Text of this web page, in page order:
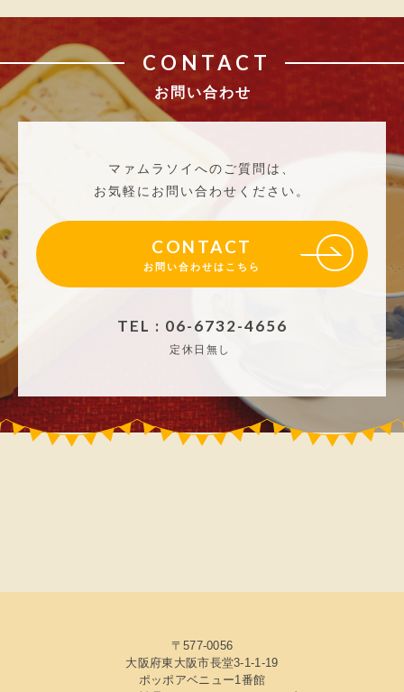
CONTACT
お問い合わせ
マァムラソイへのご質問は、
お気軽にお問い合わせください。
CONTACT
お問い合わせはこちら
TEL : 06-6732-4656
定休日無し
〒577-0056
大阪府東大阪市長堂3-1-1-19
ポッポアベニュー1番館